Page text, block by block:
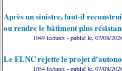
Après un sinistre, faut-il
ou rendre le bâtiment plus
1049 lectures - publié le, 07/08/
Le FLNC rejette le projet
1054 lectures - publié le, 07/08/